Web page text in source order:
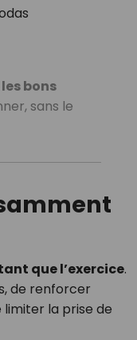
bons
sans le
que l’exercice.
de renforcer
limiter la prise de